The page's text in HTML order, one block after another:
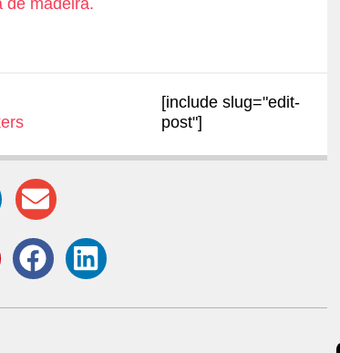
[include slug="edit-
post"]